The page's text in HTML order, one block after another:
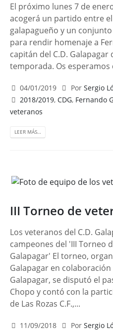
El próximo lunes 7 de
acogerá un partido entre
galapagueño y un
para rendir homenaje a
capitán del C.D.
temporada. Os esperamos
04/01/2019 Por Sergio
2018/2019,CDG, Fernando
veteranos
LEER MÁS…
III Torneo de
Los veteranos del C.D.
campeones del 'III Torneo
Galapagar' El torneo,
Galapagar en
Galapagar, se disputó el
Chopo y contó con la
de Las Rozas C.F.,...
11/09/2018 Por Sergio